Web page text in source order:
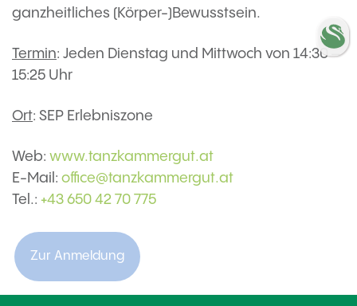
ganzheitliches (Körper-)Bewusstsein.
Termin: Jeden Dienstag und Mittwoch von 14:30 –
15:25 Uhr
Ort: SEP Erlebniszone
Web: www.tanzkammergut.at
E-Mail: office@tanzkammergut.at
Tel.: +43 650 42 70 775
Zur Anmeldung